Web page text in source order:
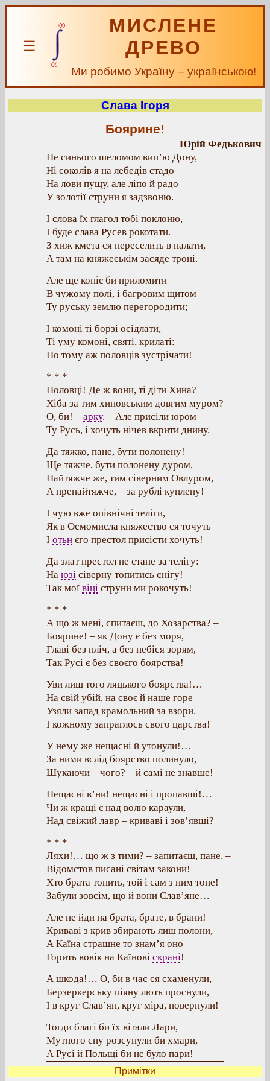
☰
МИСЛЕНЕ
ДРЕВО
Ми робимо Україну – українською!
Слава Ігоря
Боярине!
Юрій Федькович
Не синього шеломом вип’ю Дону,
Ні соколів я на лебедів стадо
На лови пущу, але ліпо й радо
У золотії струни я задзвоню.
І слова їх глагол тобі поклоню,
І буде слава Русев рокотати.
З хиж кмета ся переселить в палати,
А там на княжеськім засяде троні.
Але ще копіє би приломити
В чужому полі, і багровим щитом
Ту руську землю перегородити;
І комоні ті борзі осідлати,
Ті уму комоні, святі, крилаті:
По тому аж половців зустрічати!
* * *
Половці! Де ж вони, ті діти Хина?
Хіба за тим хиновським довгим муром?
О, би! – арку. – Але присіли юром
Ту Русь, і хочуть нічев вкрити днину.
Да тяжко, пане, бути полонену!
Ще тяжче, бути полонену дуром,
Найтяжче же, тим сіверним Овлуром,
А пренайтяжче, – за рублі куплену!
І чую вже опівнічні теліги,
Як в Осмомисла княжество ся точуть
І отьн єго престол присісти хочуть!
Да злат престол не стане за телігу:
На юзі сіверну топитись снігу!
Так мої віці струни ми рокочуть!
* * *
А що ж мені, спитаєш, до Хозарства? –
Боярине! – як Дону є без моря,
Главі без пліч, а без небіся зорям,
Так Русі є без своєго боярства!
Уви лиш того ляцького боярства!…
На свій убій, на своє й наше горе
Узяли запад крамольний за взори.
І кожному запраглось свого царства!
У нему же нещасні й утонули!…
За ними вслід боярство полинуло,
Шукаючи – чого? – й самі не знавше!
Нещасні в’ни! нещасні і пропавші!…
Чи ж кращі є над волю караули,
Над свіжий лавр – криваві і зов’явші?
* * *
Ляхи!… що ж з тими? – запитаєш, пане. –
Відомстов писані світам закони!
Хто брата топить, той і сам з ним тоне! –
Забули зовсім, що й вони Слав’яне…
Але не йди на брата, брате, в брани! –
Криваві з крив збирають лиш полони,
А Каїна страшне то знам’я оно
Горить вовік на Каїнові скрані!
А шкода!… О, би в час ся схаменули,
Берзеркерську піяну лють проснули,
І в круг Слав’ян, круг міра, повернули!
Тогди благі би їх вітали Лари,
Мутного сну розсунули би хмари,
А Русі й Польщі би не було пари!
Примітки